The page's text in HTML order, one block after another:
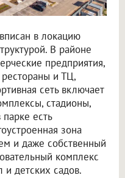
в локацию
В районе
предприятия,
и ТЦ,
сеть включает
стадионы,
есть
зона
и даже собственный
комплекс
детских садов.